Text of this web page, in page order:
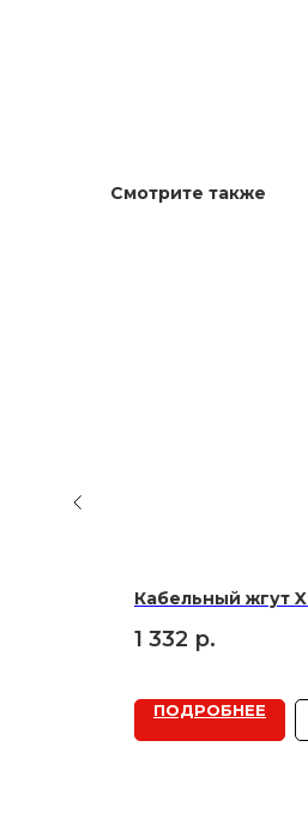
Смотрите также
Кабельный жгут
1 332 р.
ПОДРОБНЕЕ